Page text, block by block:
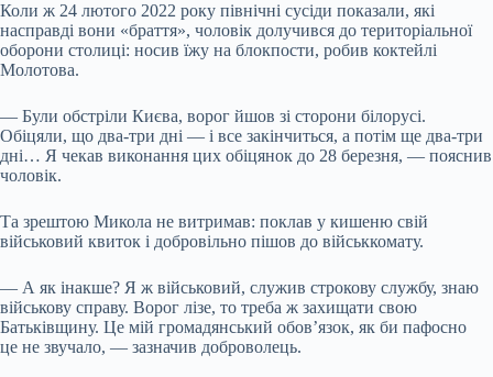
Коли ж 24 лютого 2022 року північні сусіди показали, які
насправді вони «браття», чоловік долучився до територіальної
оборони столиці: носив їжу на блокпости, робив коктейлі
Молотова.
— Були обстріли Києва, ворог йшов зі сторони білорусі.
Обіцяли, що два-три дні — і все закінчиться, а потім ще два-три
дні… Я чекав виконання цих обіцянок до 28 березня, — пояснив
чоловік.
Та зрештою Микола не витримав: поклав у кишеню свій
військовий квиток і добровільно пішов до військкомату.
— А як інакше? Я ж військовий, служив строкову службу, знаю
військову справу. Ворог лізе, то треба ж захищати свою
Батьківщину. Це мій громадянський обов’язок, як би пафосно
це не звучало, — зазначив доброволець.